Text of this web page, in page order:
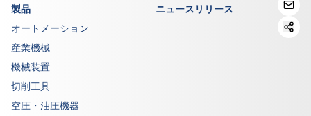
製品
オートメーション
産業機械
機械装置
切削工具
空圧・油圧機器
ニュースリリース